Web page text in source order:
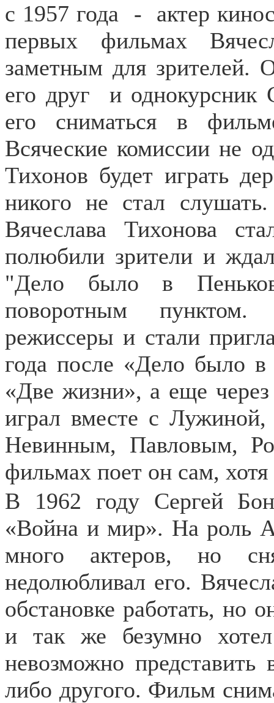
с 1957 года
-
актер
первых фильмах
заметным для зрителей.
его друг
и однокурсник
его сниматься в
Всяческие комиссии не
Тихонов будет играть
никого не стал
Вячеслава Тихонова
полюбили зрители и
"Дело было в
поворотным пунктом.
режиссеры и стали
года после «Дело было
«Две жизни», а еще
играл вместе с
Невинным, Павловым,
фильмах поет он сам, хотя
В 1962 году Сергей
«Война и мир». На роль
много актеров, но
недолюбливал его.
обстановке работать, но
и так же безумно
невозможно представить
либо другого. Фильм